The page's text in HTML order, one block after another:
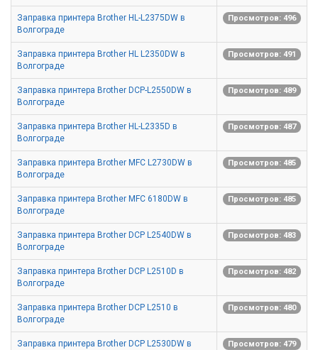
Заправка принтера Brother HL-L2375DW в
Волгограде
Просмотров: 496
Заправка принтера Brother HL L2350DW в
Волгограде
Просмотров: 491
Заправка принтера Brother DCP-L2550DW в
Волгограде
Просмотров: 489
Заправка принтера Brother HL-L2335D в
Волгограде
Просмотров: 487
Заправка принтера Brother MFC L2730DW в
Волгограде
Просмотров: 485
Заправка принтера Brother MFC 6180DW в
Волгограде
Просмотров: 485
Заправка принтера Brother DCP L2540DW в
Волгограде
Просмотров: 483
Заправка принтера Brother DCP L2510D в
Волгограде
Просмотров: 482
Заправка принтера Brother DCP L2510 в
Волгограде
Просмотров: 480
Заправка принтера Brother DCP L2530DW в
Просмотров: 479